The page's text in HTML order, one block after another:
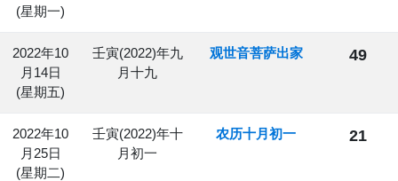
(星期一)
2022年10
月14日
(星期五)
壬寅(2022)年九
月十九
观世音菩萨出家 49
2022年10
月25日
(星期二)
壬寅(2022)年十
月初一
农历十月初一 21